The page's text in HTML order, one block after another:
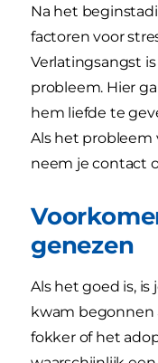
Na het
factoren voor
Verlatingsangst
probleem. Hier
hem liefde te
Als het
neem je contact
genezen
Als het goed is, is
kwam begonnen
fokker of het